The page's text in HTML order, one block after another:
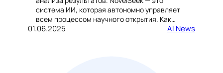
система ИИ, которая автономно управляет
всем процессом научного открытия. Как…
01.06.2025 AI News